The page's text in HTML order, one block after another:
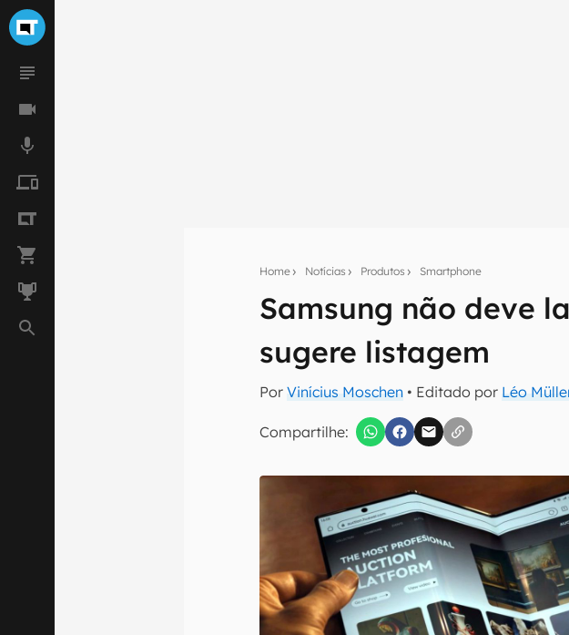
Home Notícias Produtos Smartphone
Samsung não deve
sugere listagem
PorVinícius Moschen • Editado por Léo
Compartilhe:
Seu resumo inteligente do
Assine a newsletter do Canaltech e
Confirmo que li, aceito e concordo com os